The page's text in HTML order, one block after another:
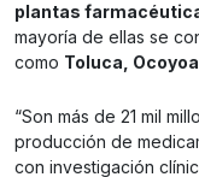
plantas
mayoría de ellas se
como Toluca,
“Son más de 21 mil
producción de
con investigación